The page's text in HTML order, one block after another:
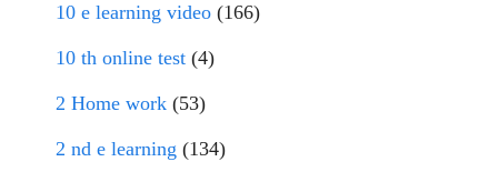
10 e learning video (166)
10 th online test (4)
2 Home work (53)
2 nd e learning (134)